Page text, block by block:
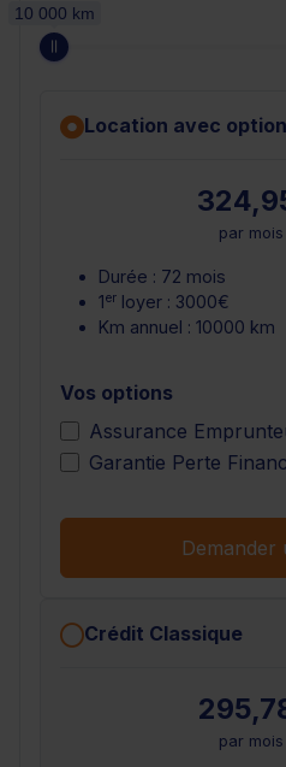
10 000 km
Location avec
par
Durée : 72 mois
1er loyer : 3000€
Km annuel : 10000 km
Vos options
Assurance
Garantie Perte
Demander
Crédit Classique
par